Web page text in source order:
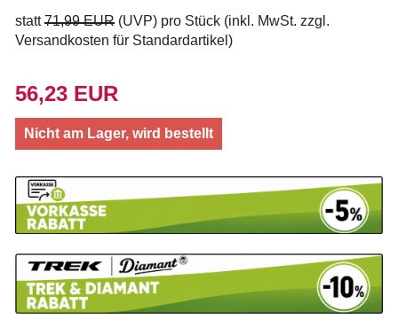
statt71,99 EUR (UVP) pro Stück (inkl. MwSt. zzgl.
Versandkosten für Standardartikel )
56,23 EUR
Nicht am Lager, wird bestellt